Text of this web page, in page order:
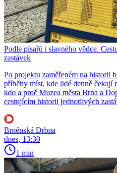
Podle písařů i slavného vědce.
zastávek
Po projektu zaměřeném na historii
příběhy míst, kde lidé denně čekají
kdo a proč Muzea města Brna a
cestujícím historii jednotlivých
Brněnská Drbna
dnes, 13:30
1 min